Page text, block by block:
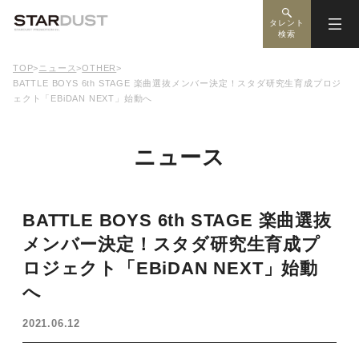
タレント
検索
TOP> ニュース>OTHER>
BATTLE BOYS 6th STAGE 楽曲選抜メンバー決定！スタダ研究生育成プロジ
ェクト「EBiDAN NEXT」始動へ
ニュース
BATTLE BOYS 6th STAGE 楽曲選抜
メンバー決定！スタダ研究生育成プ
ロジェクト「EBiDAN NEXT」始動
へ
2021.06.12